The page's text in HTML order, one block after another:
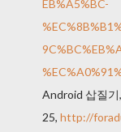
EB%A5%BC-
Android 삽질
25, http://